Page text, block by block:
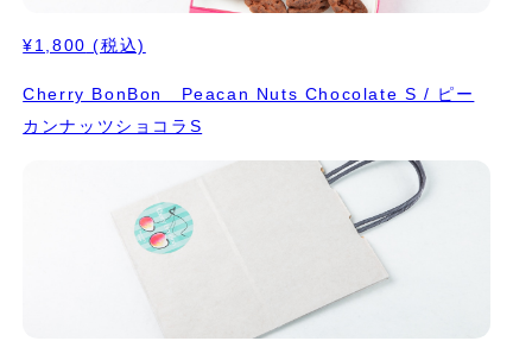
¥1,800 (税込)
Cherry BonBon Peacan Nuts Chocolate S / ピー
カンナッツショコラS